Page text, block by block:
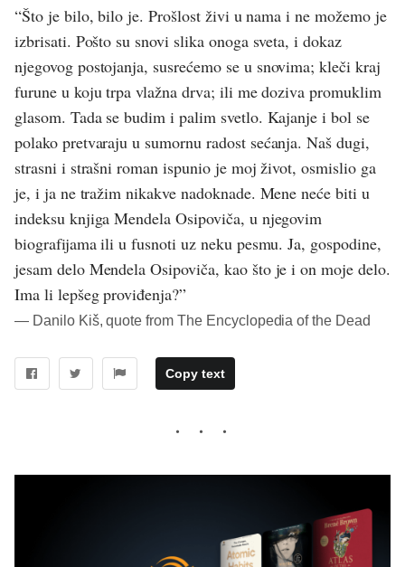
“Što je bilo, bilo je. Prošlost živi u nama i ne možemo je
izbrisati. Pošto su snovi slika onoga sveta, i dokaz
njegovog postojanja, susrećemo se u snovima; kleči kraj
furune u koju trpa vlažna drva; ili me doziva promuklim
glasom. Tada se budim i palim svetlo. Kajanje i bol se
polako pretvaraju u sumornu radost sećanja. Naš dugi,
strasni i strašni roman ispunio je moj život, osmislio ga
je, i ja ne tražim nikakve nadoknade. Mene neće biti u
indeksu knjiga Mendela Osipoviča, u njegovim
biografijama ili u fusnoti uz neku pesmu. Ja, gospodine,
jesam delo Mendela Osipoviča, kao što je i on moje delo.
Ima li lepšeg proviđenja?”
― Danilo Kiš, quote from The Encyclopedia of the Dead
Copy text